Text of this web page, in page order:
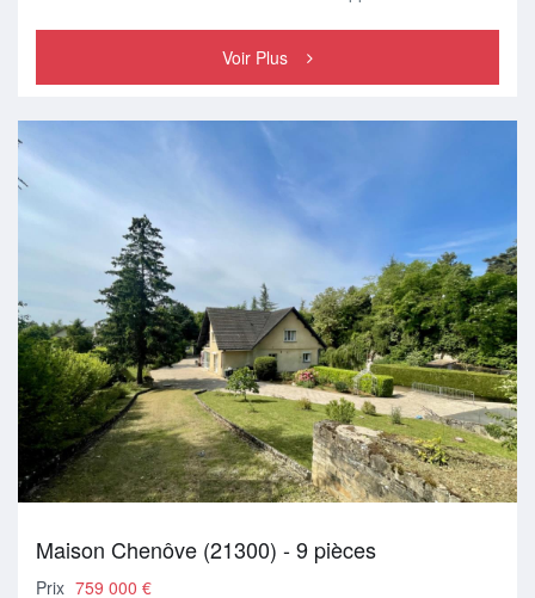
Voir Plus
Maison Chenôve (21300) - 9 pièces
Prix 759 000 €